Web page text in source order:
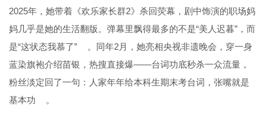
2025年，她带着《欢乐家长群2》杀回荧幕，剧中饰演的职场妈
妈几乎是她的生活翻版。弹幕里飘得最多的不是“美人迟暮”，而
是“这状态我慕了”
。同年2月，她亮相央视非遗晚会，穿一身
蓝染旗袍介绍苗银，热搜直接爆——台词功底秒杀一众流量，
粉丝淡定回了一句：人家年年给本科生期末考台词，张嘴就是
基本功
。